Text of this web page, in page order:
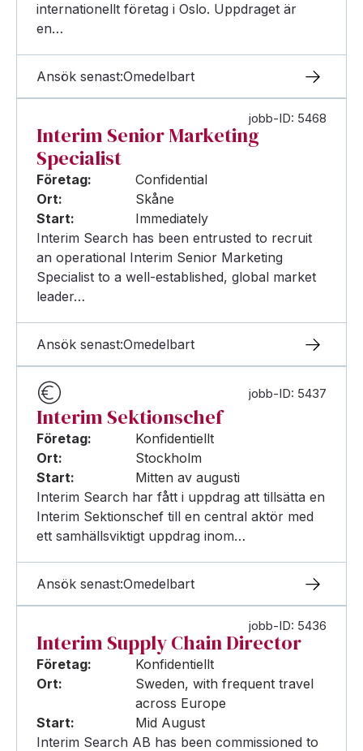
internationellt företag i Oslo. Uppdraget är
en…
Ansök senast:Omedelbart
jobb-ID: 5468
Interim Senior Marketing
Specialist
Företag:
Confidential
Ort:
Skåne
Start:
Immediately
Interim Search has been entrusted to recruit
an operational Interim Senior Marketing
Specialist to a well-established, global market
leader…
Ansök senast:Omedelbart
jobb-ID: 5437
Interim Sektionschef
Företag:
Konfidentiellt
Ort:
Stockholm
Start:
Mitten av augusti
Interim Search har fått i uppdrag att tillsätta en
Interim Sektionschef till en central aktör med
ett samhällsviktigt uppdrag inom…
Ansök senast:Omedelbart
jobb-ID: 5436
Interim Supply Chain Director
Företag:
Konfidentiellt
Ort:
Sweden, with frequent travel
across Europe
Start:
Mid August
Interim Search AB has been commissioned to